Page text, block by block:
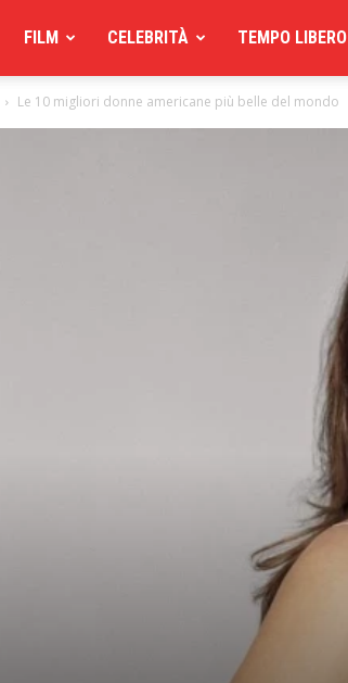
Celimoondo
FILM CELEBRITÀ TEMPO LIBERO
Le 10 migliori donne americane più belle del mondo